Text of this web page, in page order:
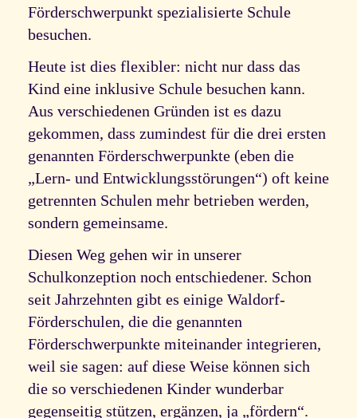
Förderschwerpunkt spezialisierte Schule
besuchen.
Heute ist dies flexibler: nicht nur dass das
Kind eine inklusive Schule besuchen kann.
Aus verschiedenen Gründen ist es dazu
gekommen, dass zumindest für die drei ersten
genannten Förderschwerpunkte (eben die
„Lern- und Entwicklungsstörungen“) oft keine
getrennten Schulen mehr betrieben werden,
sondern gemeinsame.
Diesen Weg gehen wir in unserer
Schulkonzeption noch entschiedener. Schon
seit Jahrzehnten gibt es einige Waldorf-
Förderschulen, die die genannten
Förderschwerpunkte miteinander integrieren,
weil sie sagen: auf diese Weise können sich
die so verschiedenen Kinder wunderbar
gegenseitig stützen, ergänzen, ja „fördern“.